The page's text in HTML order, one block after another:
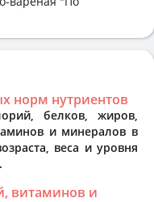
норм нутриентов
белков, жиров,
и минералов в
веса и уровня
витаминов и